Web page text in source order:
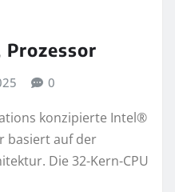
0
konzipierte Intel®
basiert auf der
Die 32-Kern-CPU